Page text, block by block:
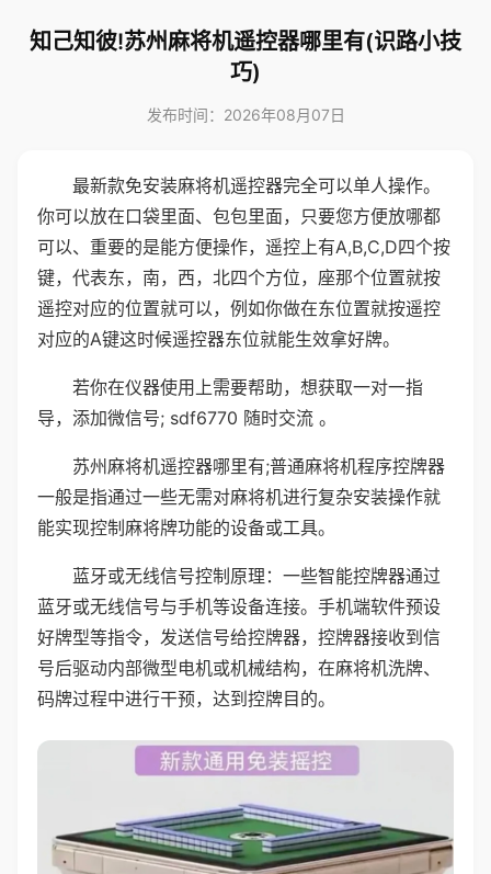
知己知彼!苏州麻将机遥控器哪里有(识路小技
巧)
发布时间：2026年08月07日
最新款免安装麻将机遥控器完全可以单人操作。
你可以放在口袋里面、包包里面，只要您方便放哪都
可以、重要的是能方便操作，遥控上有A,B,C,D四个按
键，代表东，南，西，北四个方位，座那个位置就按
遥控对应的位置就可以，例如你做在东位置就按遥控
对应的A键这时候遥控器东位就能生效拿好牌。
若你在仪器使用上需要帮助，想获取一对一指
导，添加微信号; sdf6770 随时交流 。
苏州麻将机遥控器哪里有;普通麻将机程序控牌器
一般是指通过一些无需对麻将机进行复杂安装操作就
能实现控制麻将牌功能的设备或工具。
蓝牙或无线信号控制原理：一些智能控牌器通过
蓝牙或无线信号与手机等设备连接。手机端软件预设
好牌型等指令，发送信号给控牌器，控牌器接收到信
号后驱动内部微型电机或机械结构，在麻将机洗牌、
码牌过程中进行干预，达到控牌目的。